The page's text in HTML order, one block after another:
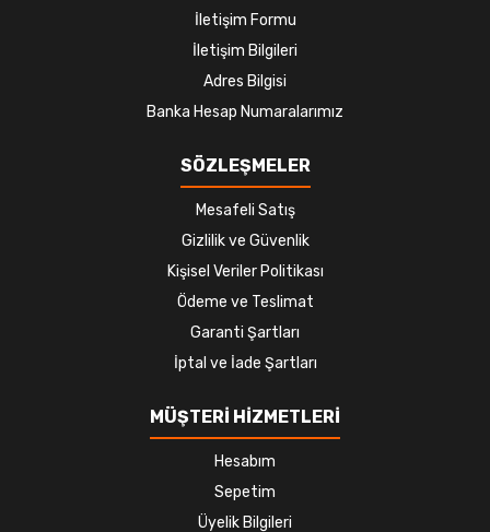
İletişim Formu
İletişim Bilgileri
Adres Bilgisi
Banka Hesap Numaralarımız
SÖZLEŞMELER
Mesafeli Satış
Gizlilik ve Güvenlik
Kişisel Veriler Politikası
Ödeme ve Teslimat
Garanti Şartları
İptal ve İade Şartları
MÜŞTERİ HİZMETLERİ
Hesabım
Sepetim
Üyelik Bilgileri